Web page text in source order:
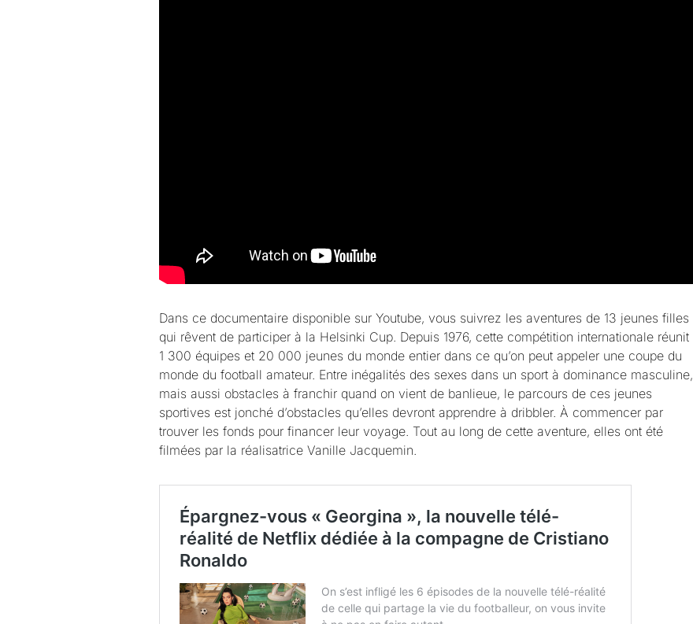
Dans ce documentaire disponible sur Youtube, vous suivrez les aventures de 13 jeunes filles
qui rêvent de participer à la Helsinki Cup. Depuis 1976, cette compétition internationale réunit
1 300 équipes et 20 000 jeunes du monde entier dans ce qu’on peut appeler une coupe du
monde du football amateur. Entre inégalités des sexes dans un sport à dominance masculine,
mais aussi obstacles à franchir quand on vient de banlieue, le parcours de ces jeunes
sportives est jonché d’obstacles qu’elles devront apprendre à dribbler. À commencer par
trouver les fonds pour financer leur voyage. Tout au long de cette aventure, elles ont été
filmées par la réalisatrice Vanille Jacquemin.